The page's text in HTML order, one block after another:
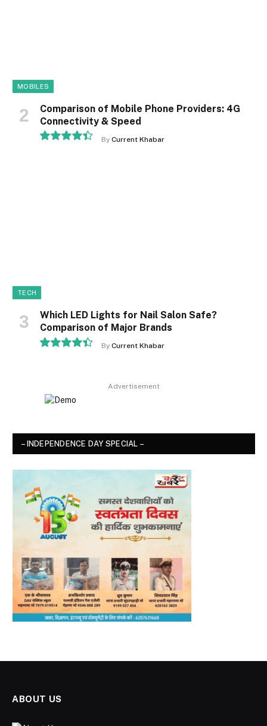
MOBILES
Comparison of Mobile Phone Providers: 4G
Connectivity & Speed
By Current Khabar
TECH
Which LED Lights for Nail Salon Safe?
Comparison of Major Brands
By Current Khabar
Advertisement
– INDEPENDENCE DAY SPECIAL –
ABOUT US